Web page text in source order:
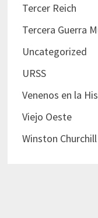
Tercer Reich
Tercera Guerra
Uncategorized
URSS
Venenos en la
Viejo Oeste
Winston Churchill